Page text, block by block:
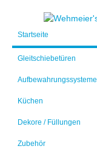
Startseite
Gleitschiebetüren
Aufbewahrungssysteme
Küchen
Dekore / Füllungen
Zubehör